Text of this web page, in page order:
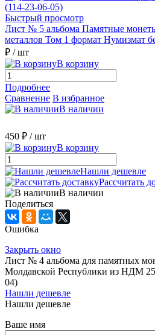
Быстрый просмотр
Лист № 5 альбома Памятные
металлов Том 1 формат Нумизмат
₽ / шт
В корзину
Подробнее
Сравнение В избранное
В наличии
450 ₽ / шт
В корзину
Нашли дешевле
Рассчитать
В наличии
Поделиться
Ошибка
Закрыть окно
Лист № 4 альбома для памятных
Молдавской Республики из НДМ
04)
Нашли дешевле
Нашли дешевле
Ваше имя